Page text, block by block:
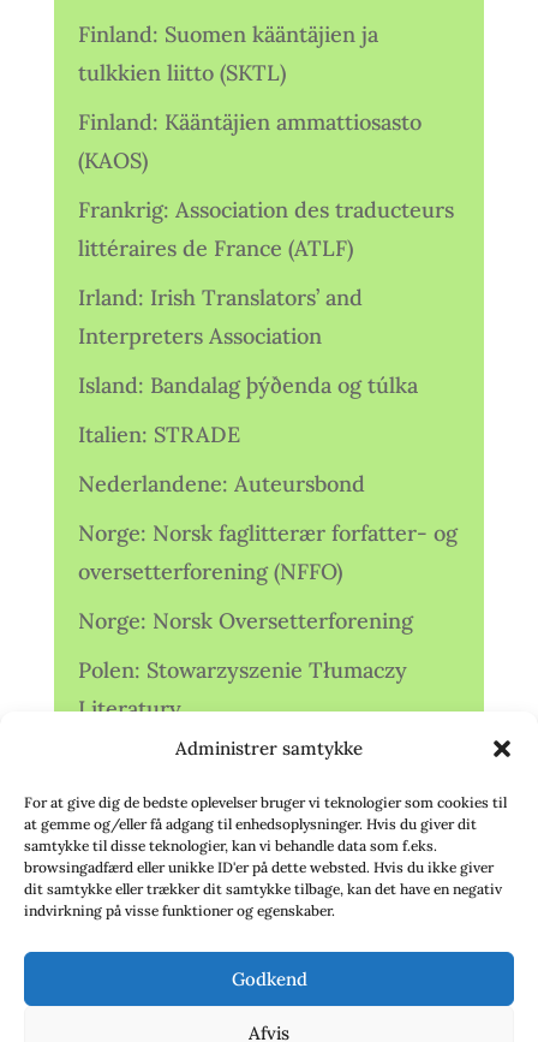
Administrer samtykke
For at give dig de bedste oplevelser bruger vi teknologier som cookies til
at gemme og/eller få adgang til enhedsoplysninger. Hvis du giver dit
samtykke til disse teknologier, kan vi behandle data som f.eks.
browsingadfærd eller unikke ID'er på dette websted. Hvis du ikke giver
dit samtykke eller trækker dit samtykke tilbage, kan det have en negativ
indvirkning på visse funktioner og egenskaber.
Godkend
Afvis
Finland: Suomen kääntäjien ja
tulkkien liitto (SKTL)
Finland: Kääntäjien ammattiosasto
(KAOS)
Frankrig: Association des traducteurs
littéraires de France (ATLF)
Irland: Irish Translators’ and
Interpreters Association
Island: Bandalag þýðenda og túlka
Italien: STRADE
Nederlandene: Auteursbond
Norge: Norsk faglitterær forfatter- og
oversetterforening (NFFO)
Norge: Norsk Oversetterforening
Polen: Stowarzyszenie Tłumaczy
Literatury
Storbritannien: Translators
Association (TA)
Sverige: Översättarsektionen (Ö.)
Sverige: Översättarcentrum (ÖC)
deutschsprachiger Übersetzer (VdÜ)